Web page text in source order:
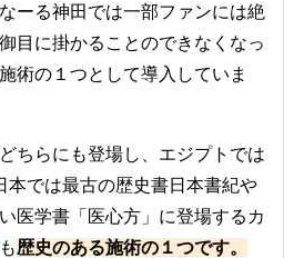
ーる神田では一部ファンには絶
目に掛かることのできなくなっ
術の１つとして導入していま
ちらにも登場し、エジプトでは
本では最古の歴史書日本書紀や
医学書「医心方」に登場するカ
歴史のある施術の１つです。